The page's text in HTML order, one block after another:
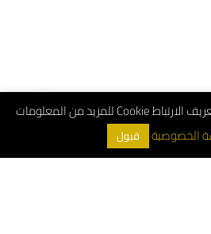
هذا الموقع يستخدم ملف تعريف الارتباط Cookie للمزيد من المعلومات
الخصوصية قبول